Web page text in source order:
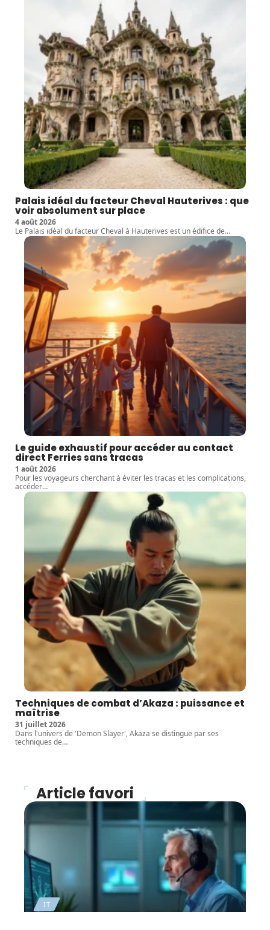
Palais idéal du facteur Cheval Hauterives : que
voir absolument sur place
4 août 2026
Le Palais idéal du facteur Cheval à Hauterives est un édifice de…
Le guide exhaustif pour accéder au contact
direct Ferries sans tracas
1 août 2026
Pour les voyageurs cherchant à éviter les tracas et les complications,
accéder…
Techniques de combat d’Akaza : puissance et
maîtrise
31 juillet 2026
Dans l'univers de 'Demon Slayer', Akaza se distingue par ses
techniques de…
Article favori
IT